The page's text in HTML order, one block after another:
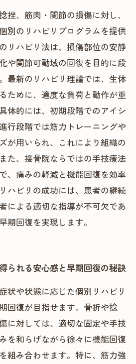
挫、筋肉・関節の損傷に対し、
別のリハビリプログラムを提供
リハビリ法は、損傷部位の安静
や関節可動域の回復を目的に段
最新のリハビリ理論では、生体
ために、適度な負荷と動作が重
体的には、初期段階でのアイシ
行段階では筋力トレーニングや
が用いられ、これにより組織の
た、接骨院ならではの手技療法
、痛みの軽減と機能回復を効率
ハビリの成功には、患者の継続
による適切な指導が不可欠であ
期回復を実現します。
られる安心感と早期回復の秘訣
状や状態に応じた個別リハビリ
回復が目指せます。骨折や捻
に対しては、適切な固定や手技
を和らげながら徐々に機能回復
組み合わせます。特に、筋力強